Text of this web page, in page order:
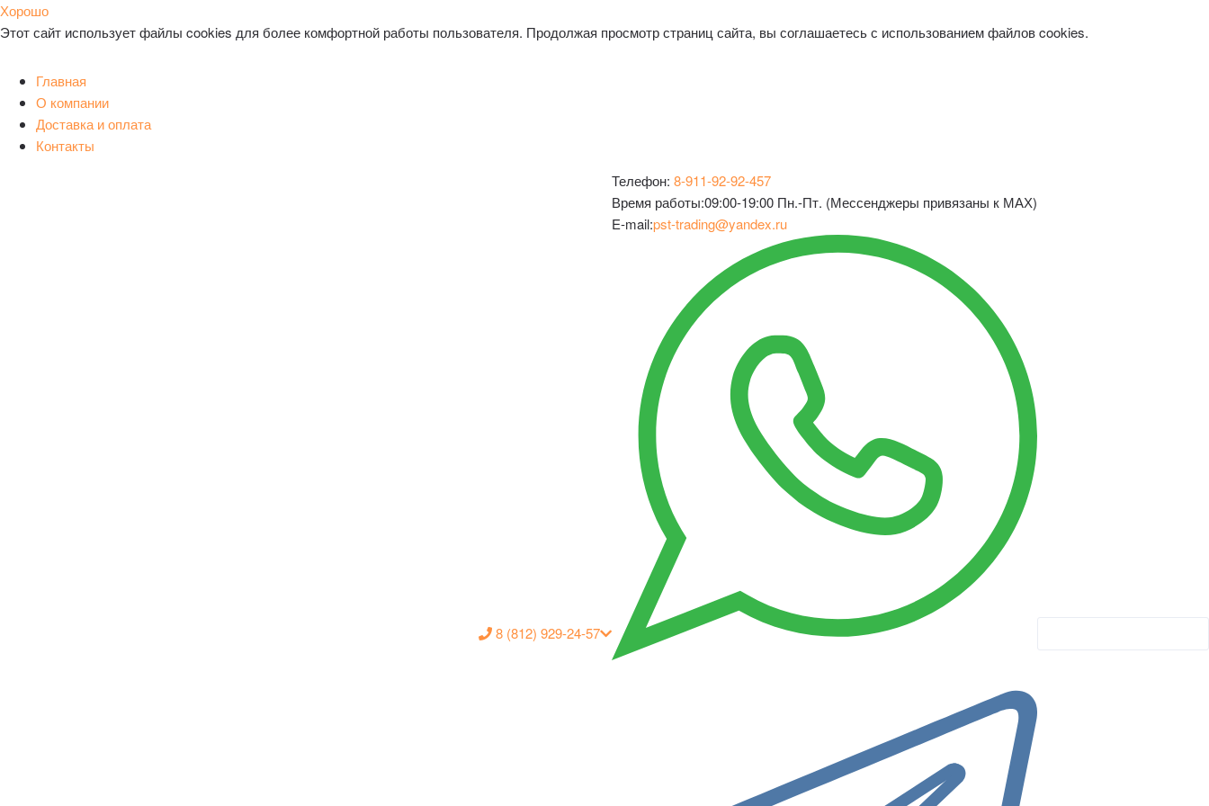
Хорошо
Этот сайт использует файлы cookies для более комфортной работы пользователя. Продолжая просмотр страниц сайта, вы соглашаетесь с использованием файлов cookies.
Главная
О компании
Доставка и оплата
Контакты
8 (812) 929-24-57
Телефон: 8-911-92-92-457
Время работы:09:00-19:00 Пн.-Пт. (Мессенджеры привязаны к МАХ)
E-mail:pst-trading@yandex.ru